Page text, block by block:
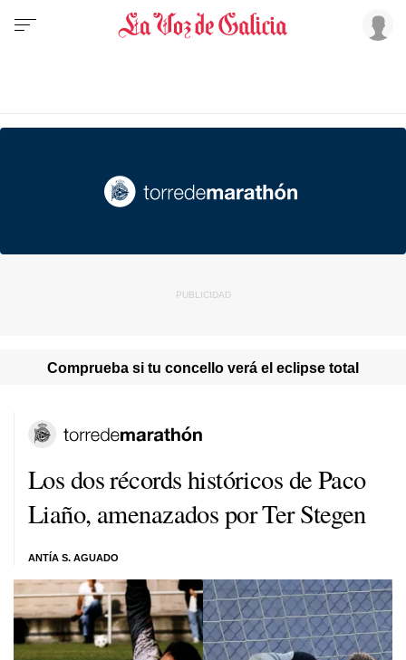
Comprueba si tu concello verá el eclipse total
Los dos récords históricos de Paco
Liaño, amenazados por Ter Stegen
ANTÍA S. AGUADO